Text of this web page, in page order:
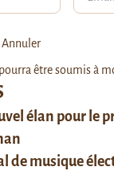
élan pour le
de musique
Annuler
être soumis à